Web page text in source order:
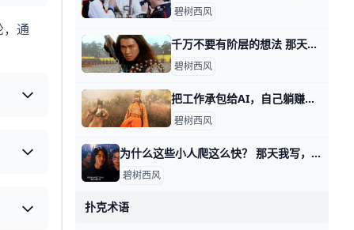
，通
碧树西风
千万不要有阶层的想法 那天我写，这年头该怎么赚钱时，有读者留言问我说，可不可以认为那四种不同方式下，阶层有所抬升？ 首先，我纠正你一个想法，当然这个想法很普遍，就是
碧树西风
把工作承包给AI，自己躺赚差价？ 那天我写，这年头该怎么赚钱时，有读者问我，如果自己从事的是耗材型的工作，又无心提升。 是不是只要用好AI，让它去当耗材替身，就会迎来春天？ 就像
碧树西风
为什么这些小人爬这么快？ 那天我写，这年头该怎么赚钱时，有个读者留言问我： 他说，他感觉，好像那四个类型，无论哪个，都是小人爬的更加快。 按说不该这么讲，因为有些书生气，
碧树西风
扑克术语